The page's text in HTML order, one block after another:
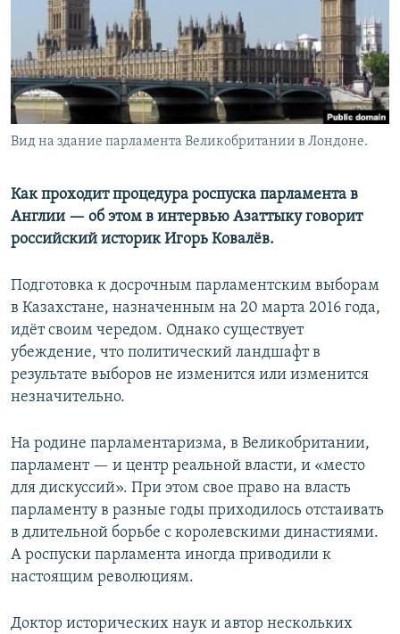
Вид на здание парламента Великобритании в Лондоне.
Как проходит процедура роспуска парламента в
Англии — об этом в интервью Азаттыку говорит
российский историк Игорь Ковалёв.
Подготовка к досрочным парламентским выборам
в Казахстане, назначенным на 20 марта 2016 года,
идёт своим чередом. Однако существует
убеждение, что политический ландшафт в
результате выборов не изменится или изменится
незначительно.
На родине парламентаризма, в Великобритании,
парламент — и центр реальной власти, и «место
для дискуссий». При этом свое право на власть
парламенту в разные годы приходилось отстаивать
в длительной борьбе с королевскими династиями.
А роспуски парламента иногда приводили к
настоящим революциям.
Доктор исторических наук и автор нескольких